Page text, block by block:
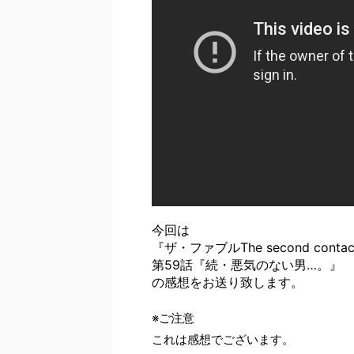
今回は
『ザ・ファブルThe second
第59話『続・悪気のない男…。』
の感想をお送り致します。
※ご注意
これは感想でございます。